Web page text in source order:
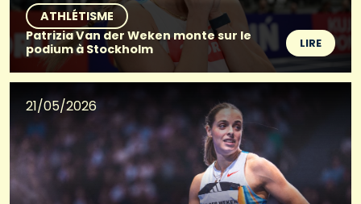
ATHLÉTISME
Patrizia Van der Weken monte sur le
podium à Stockholm
LIRE
21/05/2026